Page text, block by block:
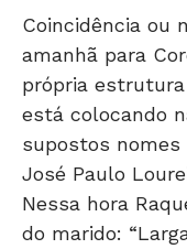
Coincidência ou
amanhã para
própria
está colocando
supostos
José Paulo
Nessa hora
do marido: